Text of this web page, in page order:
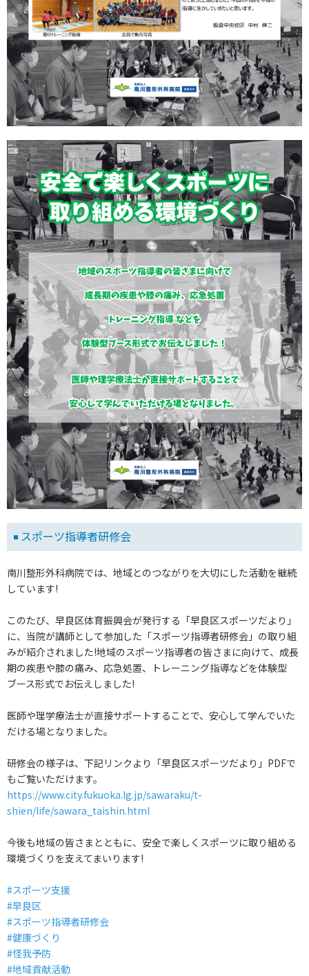
スポーツ指導者研修会
南川整形外科病院では、地域とのつながりを大切にした活動を継続
しています!
このたび、早良区体育振興会が発行する「早良区スポーツだより」
に、当院が講師として参加した「スポーツ指導者研修会」の取り組
みが紹介されました!地域のスポーツ指導者の皆さまに向けて、成長
期の疾患や膝の痛み、応急処置、トレーニング指導などを体験型
ブース形式でお伝えしました!
医師や理学療法士が直接サポートすることで、安心して学んでいた
だける場となりました。
研修会の様子は、下記リンクより「早良区スポーツだより」PDFで
もご覧いただけます。
https://www.city.fukuoka.lg.jp/sawaraku/t-
shien/life/sawara_taishin.html
今後も地域の皆さまとともに、安全で楽しくスポーツに取り組める
環境づくりを支えてまいります!
#スポーツ支援
#早良区
#スポーツ指導者研修会
#健康づくり
#怪我予防
#地域貢献活動